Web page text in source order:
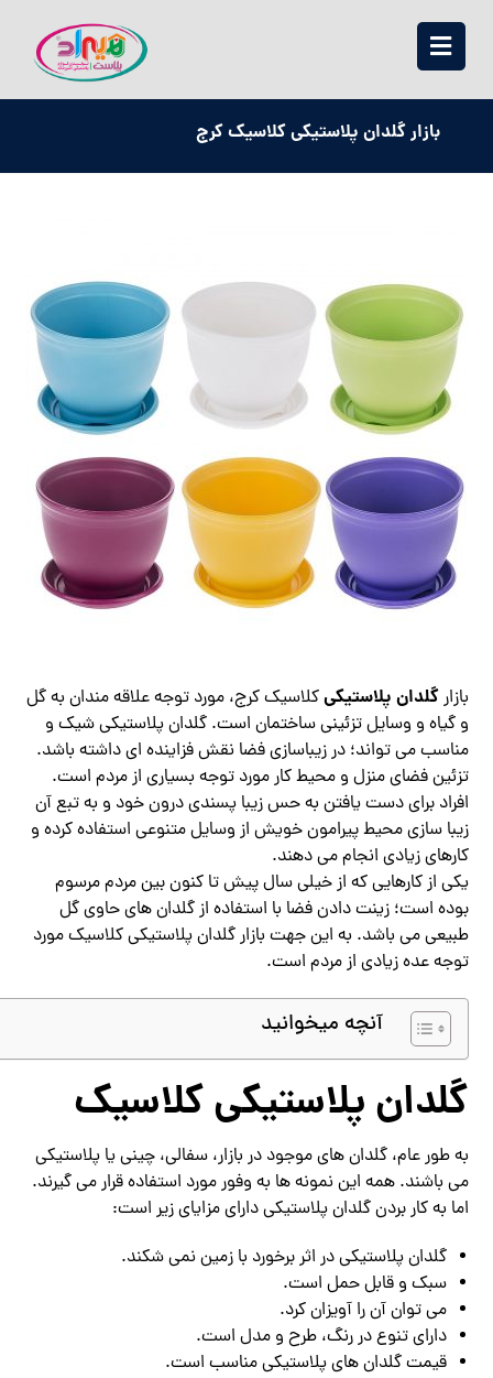
بازار گلدان پلاستیکی کلاسیک کرج
بازارگلدان پلاستیکیکلاسیک کرج، مورد توجه علاقه مندان به گل
و گیاه و وسایل تزئینی ساختمان است. گلدان پلاستیکی شیک و
مناسب می تواند؛ در زیباسازی فضا نقش فزاینده ای داشته باشد.
تزئین فضای منزل و محیط کار مورد توجه بسیاری از مردم است.
افراد برای دست یافتن به حس زیبا پسندی درون خود و به تبع آن
زیبا سازی محیط پیرامون خویش از وسایل متنوعی استفاده کرده و
کارهای زیادی انجام می دهند.
یکی از کارهایی که از خیلی سال پیش تا کنون بین مردم مرسوم
بوده است؛ زینت دادن فضا با استفاده از گلدان های حاوی گل
طبیعی می باشد. به این جهت بازار گلدان پلاستیکی کلاسیک مورد
توجه عده زیادی از مردم است.
آنچه میخوانید
گلدان پلاستیکی کلاسیک
به طور عام، گلدان های موجود در بازار، سفالی، چینی یا پلاستیکی
می باشند. همه این نمونه ها به وفور مورد استفاده قرار می گیرند.
اما به کار بردن گلدان پلاستیکی دارای مزایای زیر است:
گلدان پلاستیکی در اثر برخورد با زمین نمی شکند.
سبک و قابل حمل است.
می توان آن را آویزان کرد.
دارای تنوع در رنگ، طرح و مدل است.
قیمت گلدان های پلاستیکی مناسب است.